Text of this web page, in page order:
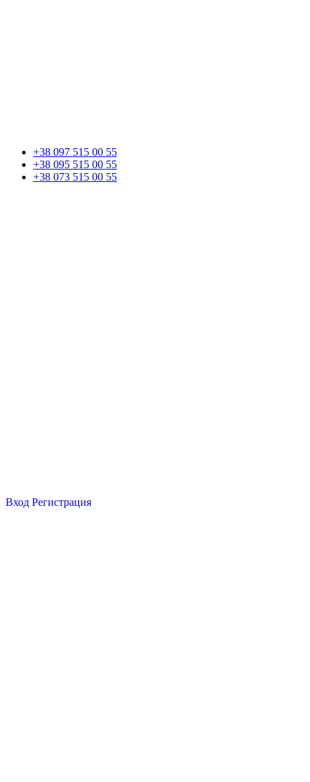
+38 097 515 00 55
+38 095 515 00 55
+38 073 515 00 55
Вход Регистрация